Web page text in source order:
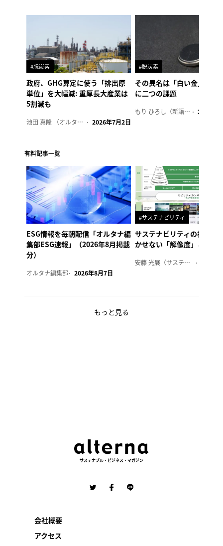
#脱炭素
政府、GHG算定に使う「排出原
単位」を大幅減: 重厚長大産業は
5割減も
池田 真隆 （オルタナ輪番編集長） 2026年7月2日
#脱炭素
その異名は「白い金」、リ
に二つの課題
もり ひろし（新語ウォッチャー） 2023年7
有料記事一覧
ESG情報を毎朝配信「オルタナ編
集部ESG速報」（2026年8月掲載
分）
オルタナ編集部 2026年8月7日
#サステナビリティ
サステナビリティの社内浸
かせない「解像度」とは
安藤 光展（サステナビリティ・コンサルタント）
もっと見る
サステナブル・ビジネス・マガジン
会社概要
アクセス